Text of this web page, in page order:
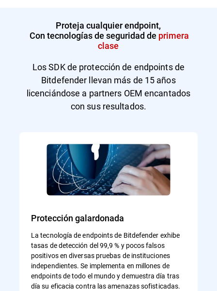
Proteja cualquier endpoint,
Con tecnologías de seguridad de primera
clase
Los SDK de protección de endpoints de
Bitdefender llevan más de 15 años
licenciándose a partners OEM encantados
con sus resultados.
Protección galardonada
La tecnología de endpoints de Bitdefender exhibe
tasas de detección del 99,9 % y pocos falsos
positivos en diversas pruebas de instituciones
independientes. Se implementa en millones de
endpoints de todo el mundo y demuestra día tras
día su eficacia contra las amenazas sofisticadas.